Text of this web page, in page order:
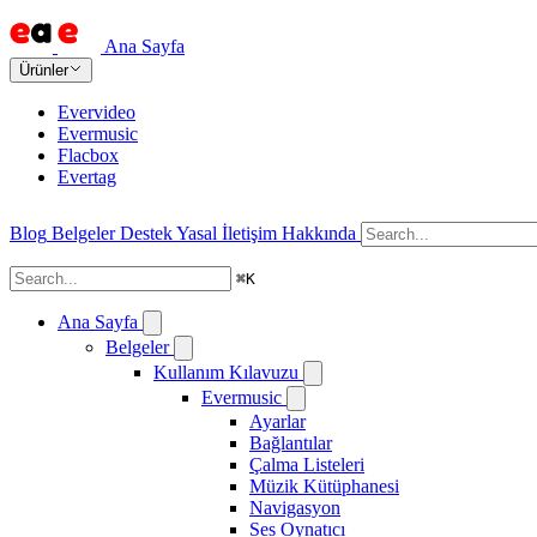
Ana Sayfa
Ürünler
Evervideo
Evermusic
Flacbox
Evertag
Blog Belgeler DestekYasal İletişim Hakkında
⌘K
Ana Sayfa
Belgeler
Kullanım Kılavuzu
Evermusic
Ayarlar
Bağlantılar
Çalma Listeleri
Müzik Kütüphanesi
Navigasyon
Ses Oynatıcı